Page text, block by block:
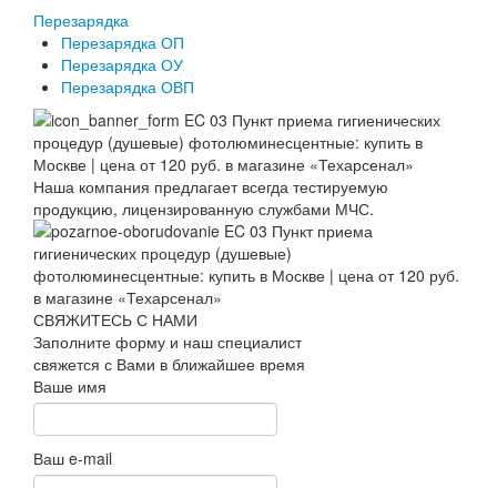
Перезарядка
Перезарядка ОП
Перезарядка ОУ
Перезарядка ОВП
Наша компания предлагает всегда тестируемую
продукцию, лицензированную службами МЧС.
СВЯЖИТЕСЬ С НАМИ
Заполните форму и наш специалист
свяжется с Вами в ближайшее время
Ваше имя
Ваш e-mail